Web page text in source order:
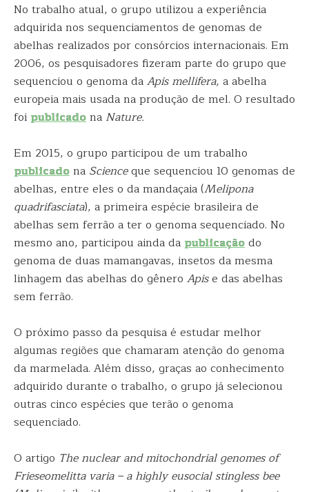
No trabalho atual, o grupo utilizou a experiência
adquirida nos sequenciamentos de genomas de
abelhas realizados por consórcios internacionais. Em
2006, os pesquisadores fizeram parte do grupo que
sequenciou o genoma daApis mellifera, a abelha
europeia mais usada na produção de mel. O resultado
foi publicadona Nature.
Em 2015, o grupo participou de um trabalho
publicadona Scienceque sequenciou 10 genomas de
abelhas, entre eles o da mandaçaia (Melipona
quadrifasciata), a primeira espécie brasileira de
abelhas sem ferrão a ter o genoma sequenciado. No
mesmo ano, participou ainda da publicaçãodo
genoma de duas mamangavas, insetos da mesma
linhagem das abelhas do gênero Apise das abelhas
sem ferrão.
O próximo passo da pesquisa é estudar melhor
algumas regiões que chamaram atenção do genoma
da marmelada. Além disso, graças ao conhecimento
adquirido durante o trabalho, o grupo já selecionou
outras cinco espécies que terão o genoma
sequenciado.
O artigo The nuclear and mitochondrial genomes of
Frieseomelitta varia – a highly eusocial stingless bee